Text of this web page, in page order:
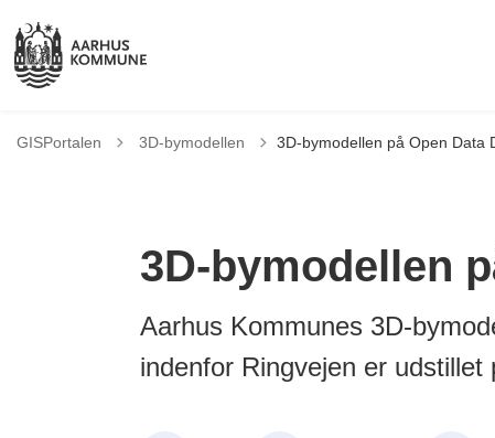
GISPortalen Tilbage til
3D-bymodellen 3D-bymodellen på Open Data
3D-bymodellen
Aarhus Kommunes 3D-
indenfor Ringvejen er udstillet